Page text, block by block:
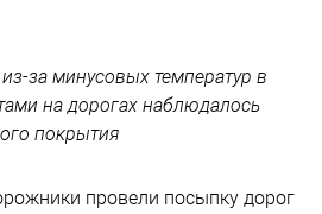
за минусовых температур в
на дорогах наблюдалось
покрытия
провели посыпку дорог